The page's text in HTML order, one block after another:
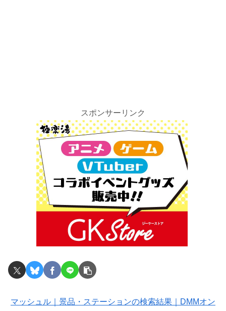
スポンサーリンク
マッシュル｜景品・ステーションの検索結果｜DMMオン